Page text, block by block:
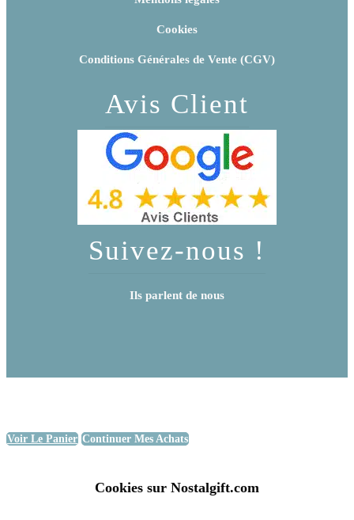
Cookies
Conditions Générales de Vente (CGV)
Avis Client
Suivez-nous !
Ils parlent de nous
Voir Le Panier Continuer Mes Achats
Cookies sur Nostalgift.com